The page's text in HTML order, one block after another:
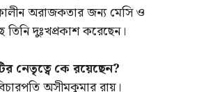
অরাজকতার জন্য মেসি ও
তিনি দুঃখপ্রকাশ করেছেন।
নেতৃত্বে কে রয়েছেন?
অসীমকুমার রায়।